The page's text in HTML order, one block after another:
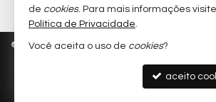
© 2026 CRECI/SC 5.537-F Política de Privacidade
Site para
de cookies. Para mais informações visite
Política de Privacidade.
Você aceita o uso de cookies?
aceito